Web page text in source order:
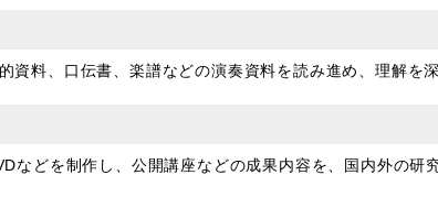
料、口伝書、楽譜などの演奏資料を読み進め、理解を深
どを制作し、公開講座などの成果内容を、国内外の研